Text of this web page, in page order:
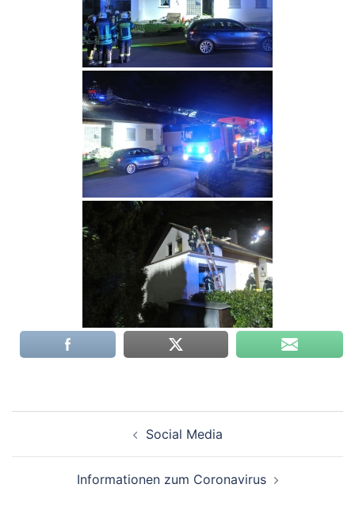
Social Media
Informationen zum Coronavirus